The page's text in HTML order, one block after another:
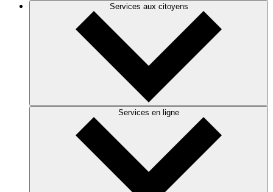
Services aux citoyens
Services en ligne